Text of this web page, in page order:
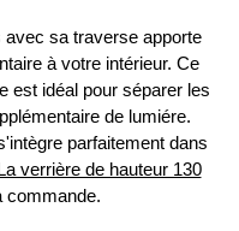
avec sa traverse apporte
à votre intérieur. Ce
est idéal pour séparer les
de lumiére.
parfaitement dans
verrière de hauteur 130
commande.